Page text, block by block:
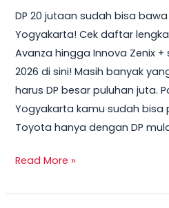
DP 20 jutaan sudah bisa
Yogyakarta! Cek daftar
Avanza hingga Innova Zenix
2026 di sini! Masih banyak
harus DP besar puluhan juta.
Yogyakarta kamu sudah bisa
Toyota hanya dengan DP
Dapat
Mobil
Toyota
di
Jogja?
Ini
Daftar
+
Read More »